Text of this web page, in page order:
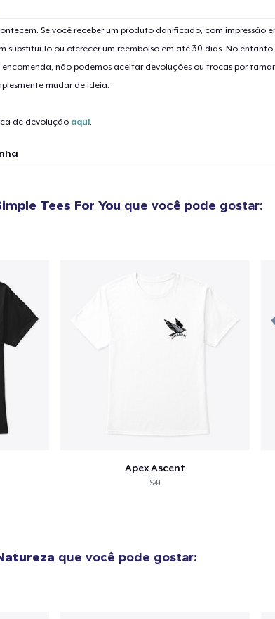
Se você receber um produto danificado, com impressão
substituí-lo ou oferecer um reembolso em até 30 dias. No
encomenda, não podemos aceitar devoluções ou trocas por
mudar de ideia.
de devolução aqui.
Tees For You que você pode gostar:
Apex Ascent
$41
que você pode gostar:
1artigo adicionado ao